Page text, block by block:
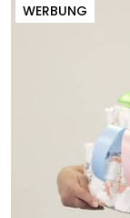
WERBUNG